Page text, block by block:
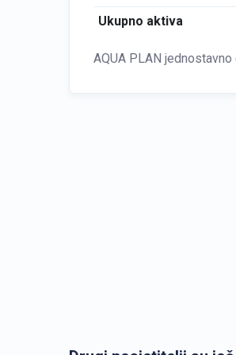
Ukupno aktiva
AQUA PLAN